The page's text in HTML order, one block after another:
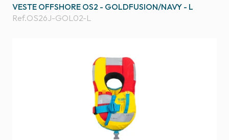
VESTE OFFSHORE OS2 - GOLDFUSION/NAVY - L
Ref.OS26J-GOL02-L